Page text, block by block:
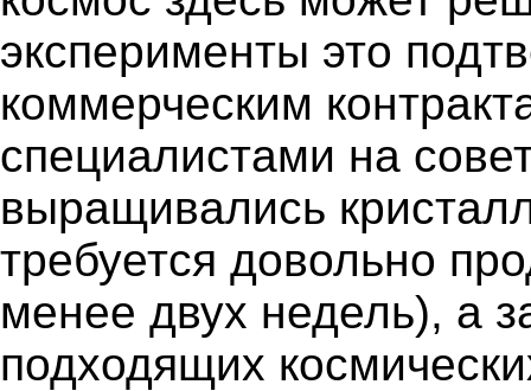
эксперименты это
коммерческим
специалистами на
выращивались
требуется довольно
менее двух недель), а
подходящих